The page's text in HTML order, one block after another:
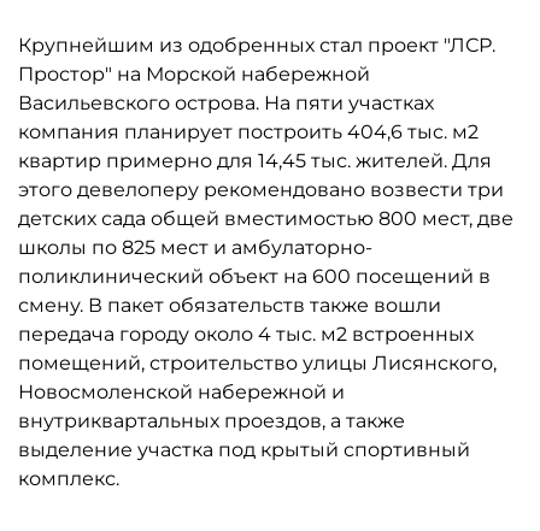
Крупнейшим из одобренных стал проект "ЛСР.
Простор" на Морской набережной
Васильевского острова. На пяти участках
компания планирует построить 404,6 тыс. м2
квартир примерно для 14,45 тыс. жителей. Для
этого девелоперу рекомендовано возвести три
детских сада общей вместимостью 800 мест, две
школы по 825 мест и амбулаторно-
поликлинический объект на 600 посещений в
смену. В пакет обязательств также вошли
передача городу около 4 тыс. м2 встроенных
помещений, строительство улицы Лисянского,
Новосмоленской набережной и
внутриквартальных проездов, а также
выделение участка под крытый спортивный
комплекс.